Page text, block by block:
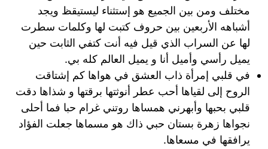
مختلف ومن بين الجميع هو إستثناء ليستيقظ ويجد
أشباهه الأربعين بين حروف كتبت لها وكلمات سطرت
لها عن السراب الذي قيل فيه أنت كتفي الثابت حين
يميل رأسي وأميل أنا و يميل العالم كله بي.
في قلبي إمرأة ذاب العشق في هواها كم إشتاقت
الروح إلى لقياها أحب عطر أنوثتها برقتها و شذاها دقت
قلبي بحبها وأبهرني همساها روتني غرام حبا فما أحلى
نجواها زهرة بستان حبي ذاك هو مسماها جعلت الفؤاد
يرافقها في مسعاها.